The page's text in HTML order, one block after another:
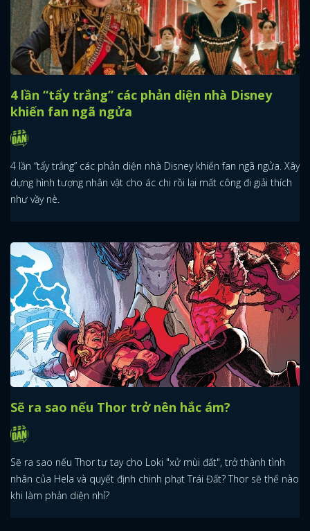
4 lần “tẩy trắng” các phản diện nhà Disney
khiến fan ngã ngửa
4 lần “tẩy trắng” các phản diện nhà Disney khiến fan ngã ngửa. Xây
dựng hình tượng nhân vật cho ác chi rồi lại mất công đi giải thích
như vầy nè.
Sẽ ra sao nếu Thor trở nên hắc ám?
Sẽ ra sao nếu Thor tự tay cho Loki "xử mùi đất", trở thành tình
nhân của Hela và quyết định chinh phạt Trái Đất? Thor sẽ thế nào
khi làm phản diện nhỉ?